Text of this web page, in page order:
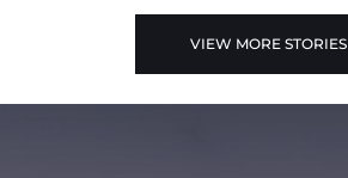
VIEW MORE STORIES